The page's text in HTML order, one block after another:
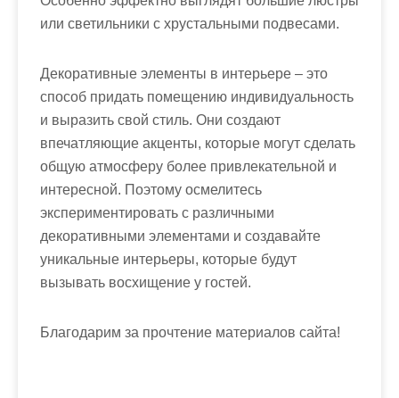
или светильники с хрустальными подвесами.
Декоративные элементы в интерьере – это
способ придать помещению индивидуальность
и выразить свой стиль. Они создают
впечатляющие акценты, которые могут сделать
общую атмосферу более привлекательной и
интересной. Поэтому осмелитесь
экспериментировать с различными
декоративными элементами и создавайте
уникальные интерьеры, которые будут
вызывать восхищение у гостей.
Благодарим за прочтение материалов сайта!